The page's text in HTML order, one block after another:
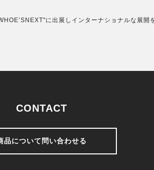
に出展しインターナショナルな展開
CONTACT
品について問い合わせる